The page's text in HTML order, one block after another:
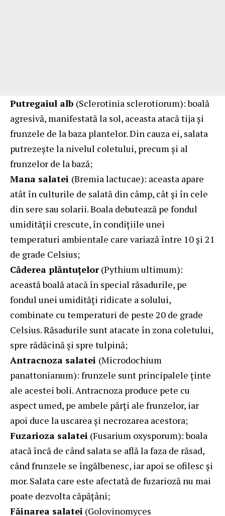
Putregaiul alb (Sclerotinia sclerotiorum): boală
agresivă, manifestată la sol, aceasta atacă tija și
frunzele de la baza plantelor. Din cauza ei, salata
putrezește la nivelul coletului, precum și al
frunzelor de la bază;
Mana salatei (Bremia lactucae): aceasta apare
atât în culturile de salată din câmp, cât și în cele
din sere sau solarii. Boala debutează pe fondul
umidității crescute, în condițiile unei
temperaturi ambientale care variază între 10 și 21
de grade Celsius;
Căderea plăntuțelor(Pythium ultimum):
această boală atacă în special răsadurile, pe
fondul unei umidități ridicate a solului,
combinate cu temperaturi de peste 20 de grade
Celsius. Răsadurile sunt atacate în zona coletului,
spre rădăcină și spre tulpină;
Antracnoza salatei (Microdochium
panattonianum): frunzele sunt principalele ținte
ale acestei boli. Antracnoza produce pete cu
aspect umed, pe ambele părți ale frunzelor, iar
apoi duce la uscarea și necrozarea acestora;
Fuzarioza salatei (Fusarium oxysporum): boala
atacă încă de când salata se află la faza de răsad,
când frunzele se îngălbenesc, iar apoi se ofilesc și
mor. Salata care este afectată de fuzarioză nu mai
poate dezvolta căpățâni;
Făinarea salatei (Golovinomyces